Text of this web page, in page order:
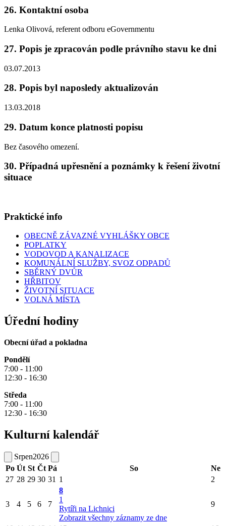
26. Kontaktní osoba
Lenka Olivová, referent odboru eGovernmentu
27. Popis je zpracován podle právního stavu ke dni
03.07.2013
28. Popis byl naposledy aktualizován
13.03.2018
29. Datum konce platnosti popisu
Bez časového omezení.
30. Případná upřesnění a poznámky k řešení životní
situace
Praktické info
OBECNĚ ZÁVAZNÉ VYHLÁŠKY OBCE
POPLATKY
VODOVOD A KANALIZACE
KOMUNÁLNÍ SLUŽBY, SVOZ ODPADŮ
SBĚRNÝ DVŮR
HŘBITOV
ŽIVOTNÍ SITUACE
VOLNÁ MÍSTA
Úřední hodiny
Obecní úřad a pokladna
Pondělí
7:00 - 11:00
12:30 - 16:30
Středa
7:00 - 11:00
12:30 - 16:30
Kulturní kalendář
Srpen2026
Po Út St Čt Pá So
Ne
27 28 29 30 31 1 2
3 4 5 6 7
8
1
Rytíři na Lichnici
Zobrazit všechny záznamy ze dne
9